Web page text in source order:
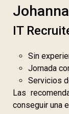
IT
Sin
Jornada
Servicios
Las
conseguir una